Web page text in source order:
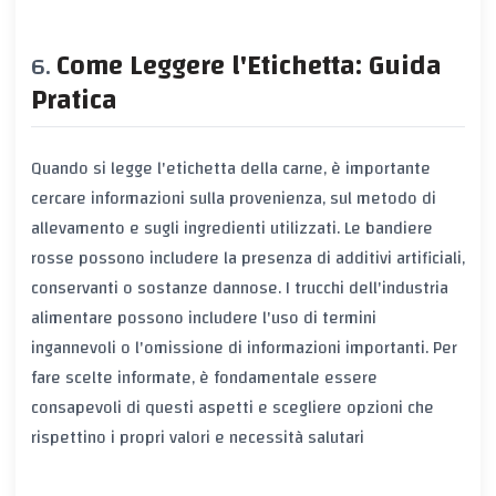
Come Leggere l'Etichetta: Guida
Pratica
Quando si legge l'etichetta della carne, è importante
cercare informazioni sulla provenienza, sul metodo di
allevamento e sugli ingredienti utilizzati. Le bandiere
rosse possono includere la presenza di additivi artificiali,
conservanti o sostanze dannose. I trucchi dell'industria
alimentare possono includere l'uso di termini
ingannevoli o l'omissione di informazioni importanti. Per
fare scelte informate, è fondamentale essere
consapevoli di questi aspetti e scegliere opzioni che
rispettino i propri valori e necessità salutari